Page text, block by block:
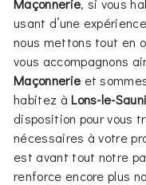
Maçonnerie, si vous
usant d’une
nous mettons tout en
vous accompagnons
Maçonnerie et
habitez àLons-le-
disposition pour vous
nécessaires à votre
est avant tout notre
renforce encore plus